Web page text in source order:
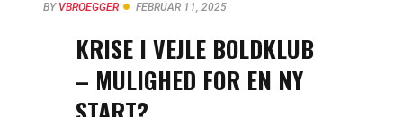
BY VBROEGGER FEBRUAR 11, 2025
KRISE I VEJLE BOLDKLUB
– MULIGHED FOR EN NY